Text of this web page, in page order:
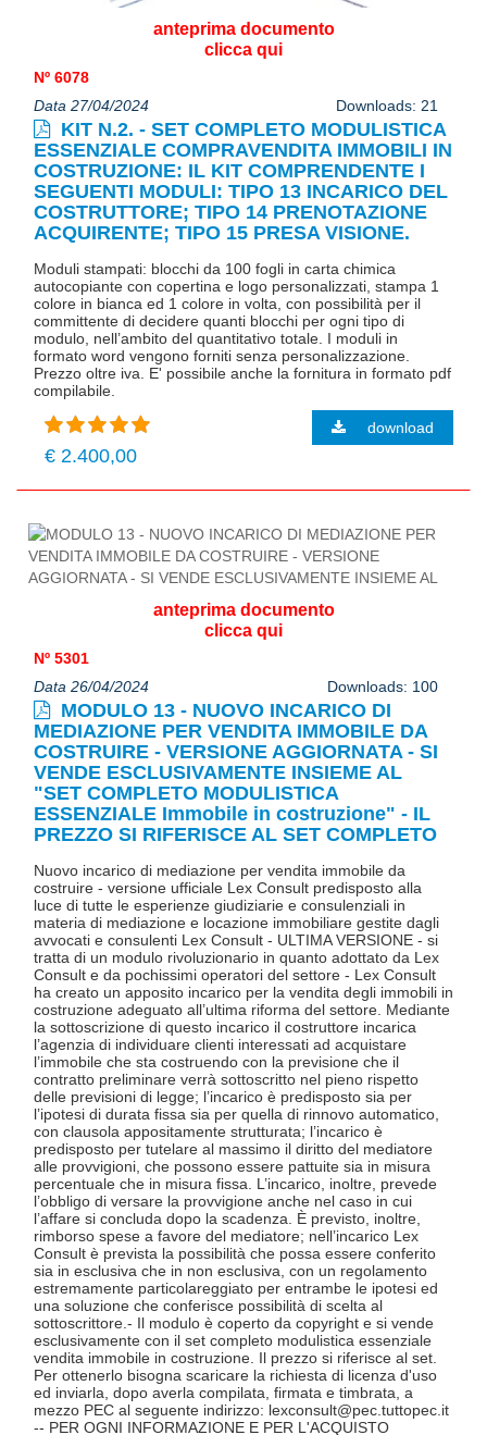
anteprima documento
clicca qui
Nº 6078
Data 27/04/2024
Downloads: 21
KIT N.2. - SET COMPLETO MODULISTICA
ESSENZIALE COMPRAVENDITA IMMOBILI IN
COSTRUZIONE: IL KIT COMPRENDENTE I
SEGUENTI MODULI: TIPO 13 INCARICO DEL
COSTRUTTORE; TIPO 14 PRENOTAZIONE
ACQUIRENTE; TIPO 15 PRESA VISIONE.
Moduli stampati: blocchi da 100 fogli in carta chimica
autocopiante con copertina e logo personalizzati, stampa 1
colore in bianca ed 1 colore in volta, con possibilità per il
committente di decidere quanti blocchi per ogni tipo di
modulo, nell’ambito del quantitativo totale. I moduli in
formato word vengono forniti senza personalizzazione.
Prezzo oltre iva. E' possibile anche la fornitura in formato pdf
compilabile.
€ 2.400,00
download
anteprima documento
clicca qui
Nº 5301
Data 26/04/2024
Downloads: 100
MODULO 13 - NUOVO INCARICO DI
MEDIAZIONE PER VENDITA IMMOBILE DA
COSTRUIRE - VERSIONE AGGIORNATA - SI
VENDE ESCLUSIVAMENTE INSIEME AL
"SET COMPLETO MODULISTICA
ESSENZIALE Immobile in costruzione" - IL
PREZZO SI RIFERISCE AL SET COMPLETO
Nuovo incarico di mediazione per vendita immobile da
costruire - versione ufficiale Lex Consult predisposto alla
luce di tutte le esperienze giudiziarie e consulenziali in
materia di mediazione e locazione immobiliare gestite dagli
avvocati e consulenti Lex Consult - ULTIMA VERSIONE - si
tratta di un modulo rivoluzionario in quanto adottato da Lex
Consult e da pochissimi operatori del settore - Lex Consult
ha creato un apposito incarico per la vendita degli immobili in
costruzione adeguato all’ultima riforma del settore. Mediante
la sottoscrizione di questo incarico il costruttore incarica
l’agenzia di individuare clienti interessati ad acquistare
l’immobile che sta costruendo con la previsione che il
contratto preliminare verrà sottoscritto nel pieno rispetto
delle previsioni di legge; l’incarico è predisposto sia per
l’ipotesi di durata fissa sia per quella di rinnovo automatico,
con clausola appositamente strutturata; l’incarico è
predisposto per tutelare al massimo il diritto del mediatore
alle provvigioni, che possono essere pattuite sia in misura
percentuale che in misura fissa. L’incarico, inoltre, prevede
l’obbligo di versare la provvigione anche nel caso in cui
l’affare si concluda dopo la scadenza. È previsto, inoltre,
rimborso spese a favore del mediatore; nell’incarico Lex
Consult è prevista la possibilità che possa essere conferito
sia in esclusiva che in non esclusiva, con un regolamento
estremamente particolareggiato per entrambe le ipotesi ed
una soluzione che conferisce possibilità di scelta al
sottoscrittore.- Il modulo è coperto da copyright e si vende
esclusivamente con il set completo modulistica essenziale
vendita immobile in costruzione. Il prezzo si riferisce al set.
Per ottenerlo bisogna scaricare la richiesta di licenza d'uso
ed inviarla, dopo averla compilata, firmata e timbrata, a
mezzo PEC al seguente indirizzo: lexconsult@pec.tuttopec.it
-- PER OGNI INFORMAZIONE E PER L'ACQUISTO